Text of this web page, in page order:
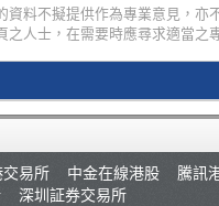
資料不擬提供作為專業意見，亦
之人士，在需要時應尋求適當之
易所 中金在線港股
騰訊
深圳証券交易所